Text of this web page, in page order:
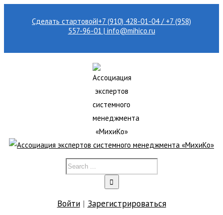
Сделать стартовой|+7 (910) 428-01-04 / +7 (958)
557-96-01 | info@mihico.ru
Войти| Зарегистрироваться